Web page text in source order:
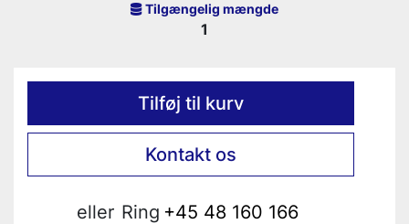
Tilgængelig mængde
1
Tilføj til kurv
Kontakt os
eller Ring +45 48 160 166